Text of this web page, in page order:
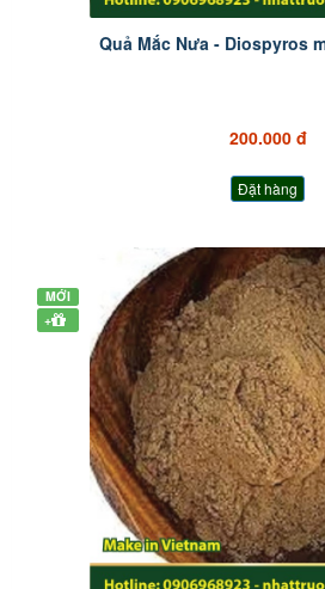
Quả Mắc Nưa - Diospyros
200.000 đ
Đặt hàng
MỚI
+